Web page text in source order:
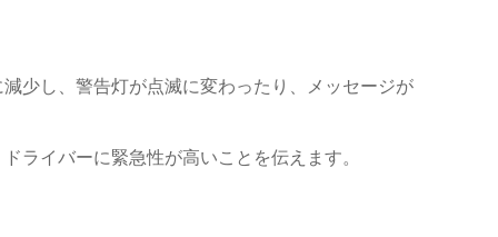
少し、警告灯が点滅に変わったり、メッセージが
ライバーに緊急性が高いことを伝えます。